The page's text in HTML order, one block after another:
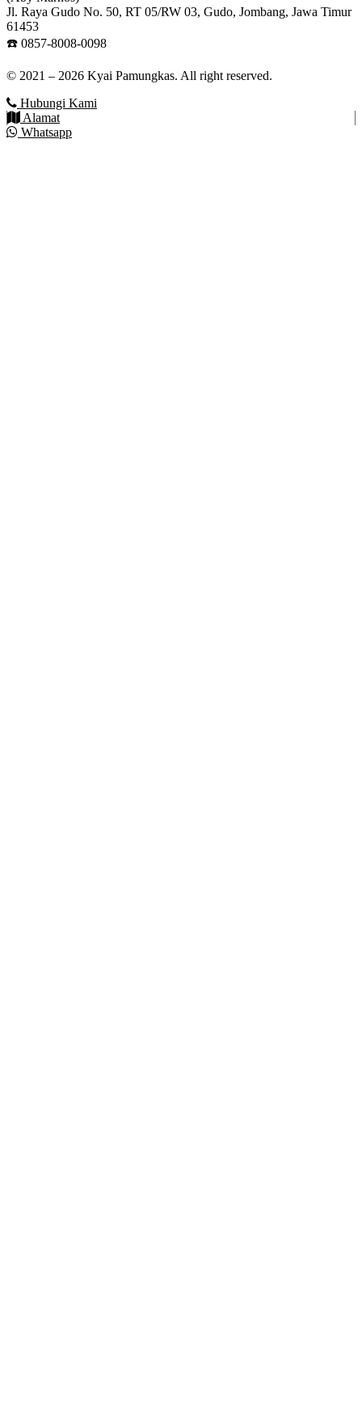
Jl. Raya Gudo No. 50, RT 05/RW 03, Gudo, Jombang, Jawa Timur
61453
☎️ 0857-8008-0098
© 2021 – 2026 Kyai Pamungkas. All right reserved.
Hubungi Kami
Alamat
Whatsapp